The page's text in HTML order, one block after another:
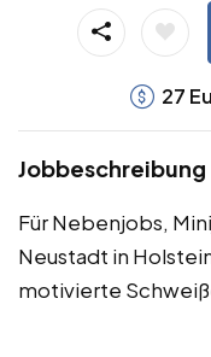
27
Jobbeschreibung
Für Nebenjobs,
Neustadt in
motivierte